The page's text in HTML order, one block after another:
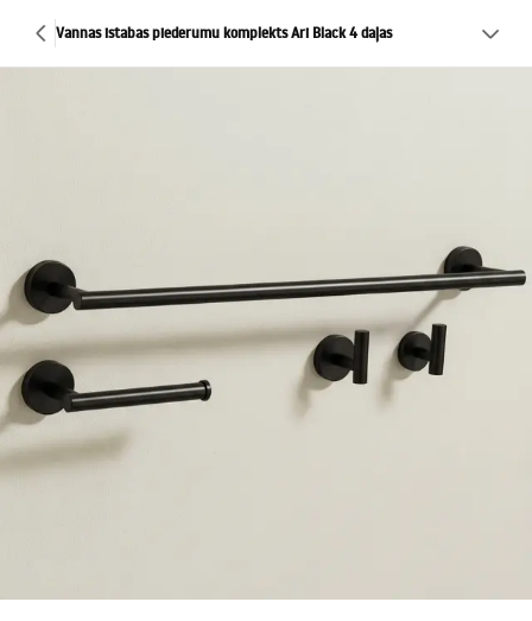
Vannas istabas piederumu komplekts Ari Black 4 daļas